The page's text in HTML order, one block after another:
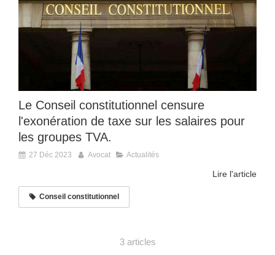
Le Conseil constitutionnel censure
l'exonération de taxe sur les salaires pour
les groupes TVA.
27 Déc 2023 Avocat Actualités
Lire l'article
Conseil constitutionnel
3 articles